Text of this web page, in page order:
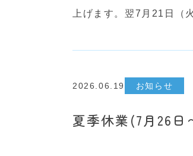
上げます。翌7月21日（
2026.06.19 お知らせ
夏季休業(7月26日